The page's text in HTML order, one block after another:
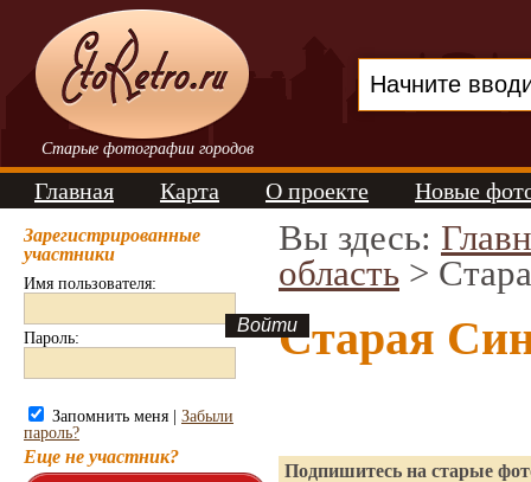
Старые фотографии городов
Главная Карта О проекте Новые
Зарегистрированные
участники
Имя пользователя:
Пароль:
Запомнить меня | Забыли
пароль?
Еще не участник?
Вы здесь:
область >
Старая
Подпишитесь на старые